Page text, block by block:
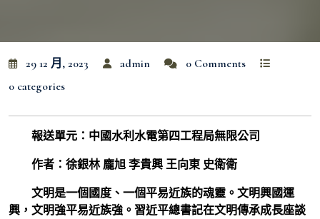
29 12 月, 2023 admin
0 Comments
0 categories
報送單元：中國水利水電第四工程局無限公司
作者：徐銀林 龐旭 李貴興 王向東 史衛衛
文明是一個國度、一個平易近族的魂靈。文明興國運
興，文明強平易近族強。習近平總書記在文明傳承成長座談